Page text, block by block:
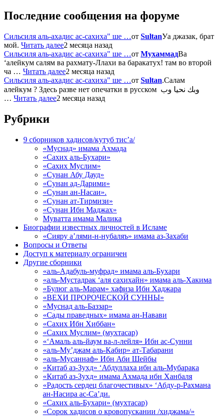
Последние сообщения на форуме
Сильсиля аль-ахадис ас-сахиха" ше …от SultanУа джазак, брат
мой. Читать далее2 месяца назад
Сильсиля аль-ахадис ас-сахиха" ше …от МухаммадВа
‘алейкум салям ва рахмату-Ллахи ва баракатух! там во второй
ча … Читать далее2 месяца назад
Сильсиля аль-ахадис ас-сахиха" ше …от Sultan.Салам
алейкум ? Здесь разве нет опечатки в русском وبك نحيا وب
… Читать далее2 месяца назад
Рубрики
9 сборников хадисов/кутуб тис’а/
«Муснад» имама Ахмада
«Сахих аль-Бухари»
«Сахих Муслим»
«Сунан Абу Дауд»
«Сунан ад-Дарими»
«Сунан ан-Насаи».
«Сунан ат-Тирмизи»
«Сунан Ибн Маджах»
Муватта имама Малика
Биографии известных личностей в Исламе
«Сияру а’лями-н-нубаляъ» имама аз-Захаби
Вопросы и Ответы
Доступ к материалу ограничен
Другие сборники
«аль-Адабуль-муфрад» имама аль-Бухари
«аль-Мустадрак ‘аля сахихайн» имама аль-Хакима
«Булюг аль-Марам» хафиза Ибн Хаджара
«ВЕХИ ПРОРОЧЕСКОЙ СУННЫ»
«Муснад аль-Баззар»
«Сады праведных» имама ан-Навави
«Сахих Ибн Хиббан»
«Сахих Муслим» (мухтасар)
«‘Амаль аль-йаум ва-л-лейля» Ибн ас-Сунни
«аль-Му’джам аль-Кабир» ат-Табарани
«аль-Мусаннаф» Ибн Аби Шейбы
«Китаб аз-Зухд» ‘Абдуллаха ибн аль-Мубарака
«Китаб аз-Зухд» имама Ахмада ибн Ханбаля
«Радость сердец благочестивых» ‘Абду-р-Рахмана
ан-Насира ас-Са’ди.
«Сахих аль-Бухари» (мухтасар)
«Сорок хадисов о кровопускании /хиджама/»